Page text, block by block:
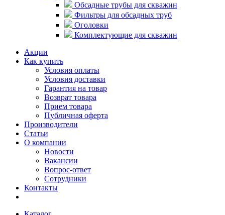
Обсадные трубы для скважин
Фильтры для обсадных труб
Оголовки
Комплектующие для скважин
Акции
Как купить
Условия оплаты
Условия доставки
Гарантия на товар
Возврат товара
Прием товара
Публичная оферта
Производители
Статьи
О компании
Новости
Вакансии
Вопрос-ответ
Сотрудники
Контакты